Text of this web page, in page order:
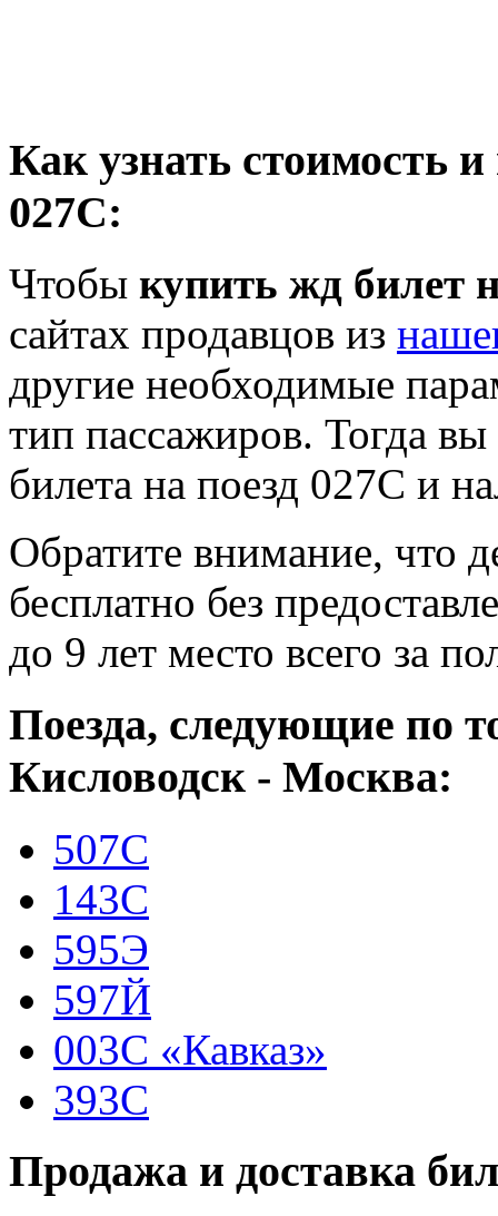
Как узнать стоимость
027С:
Чтобы купить жд билет
сайтах продавцов из
другие необходимые
тип пассажиров. Тогда
билета на поезд 027С и
Обратите внимание, что
бесплатно без
до 9 лет место всего за
Поезда, следующие по
Кисловодск - Москва:
507С
143С
595Э
597Й
003С «Кавказ»
393С
Продажа и доставка